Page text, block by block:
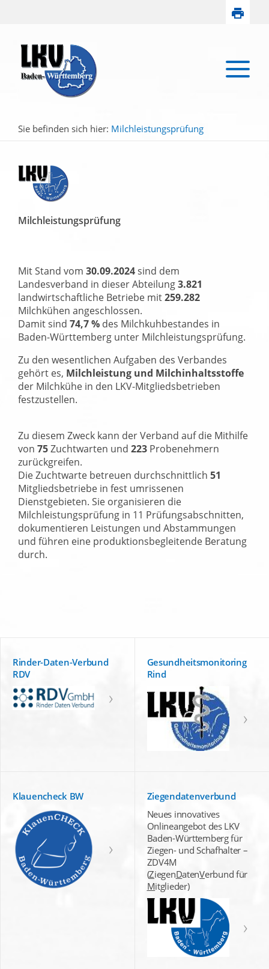
Sie befinden sich hier: Milchleistungsprüfung
Milchleistungsprüfung
Mit Stand vom 30.09.2024sind dem
Landesverband in dieser Abteilung3.821
landwirtschaftliche Betriebe mit259.282
Milchkühen angeschlossen.
Damit sind 74,7 % des Milchkuhbestandes in
Baden-Württemberg unter Milchleistungsprüfung.
Zu den wesentlichen Aufgaben des Verbandes
gehört es, Milchleistung und Milchinhaltsstoffe
der Milchkühe in den LKV-Mitgliedsbetrieben
festzustellen.
Zu diesem Zweck kann der Verband auf die Mithilfe
von 75Zuchtwarten und 223 Probenehmern
zurückgreifen.
Die Zuchtwarte betreuen durchschnittlich 51
Mitgliedsbetriebe in fest umrissenen
Dienstgebieten. Sie organisieren die
Milchleistungsprüfung in 11 Prüfungsabschnitten,
dokumentieren Leistungen und Abstammungen
und führen eine produktionsbegleitende Beratung
durch.
Rinder-Daten-Verbund
RDV
Gesundheitsmonitoring
Rind
Klauencheck BW
Ziegendatenverbund
Neues innovatives
Onlineangebot des LKV
Baden-Württemberg für
Ziegen- und Schafhalter –
ZDV4M
(ZiegenDatenVerbund für
Mitglieder)